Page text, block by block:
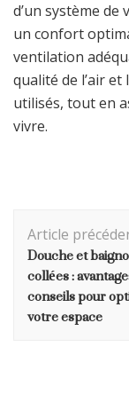
d’un système
un confort
ventilation
qualité de l’air
utilisés, tout en
vivre.
d'article
Article
Douche et
collées :
conseils pour
votre espace